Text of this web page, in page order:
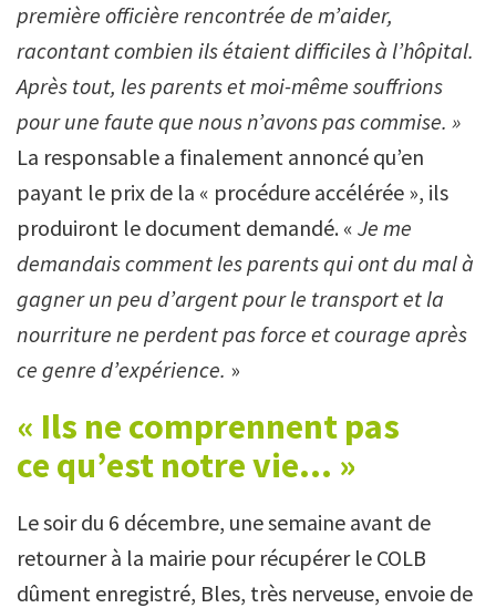
première officière rencontrée de m’aider,
racontant combien ils étaient difficiles à l’hôpital.
Après tout, les parents et moi-même souffrions
pour une faute que nous n’avons pas commise. »
La responsable a finalement annoncé qu’en
payant le prix de la « procédure accélérée », ils
produiront le document demandé. « Je me
demandais comment les parents qui ont du mal à
gagner un peu d’argent pour le transport et la
nourriture ne perdent pas force et courage après
ce genre d’expérience. »
« Ils ne comprennent pas
ce qu’est notre vie… »
Le soir du 6 décembre, une semaine avant de
retourner à la mairie pour récupérer le COLB
dûment enregistré, Bles, très nerveuse, envoie de